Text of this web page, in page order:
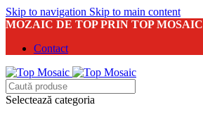
Skip to navigation Skip to main content
MOZAIC DE TOP PRIN TOP MOSAIC
Contact
Selectează categoria